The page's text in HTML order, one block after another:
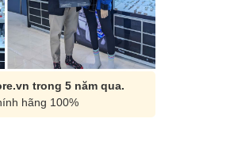
trong 5 năm qua.
hãng 100%